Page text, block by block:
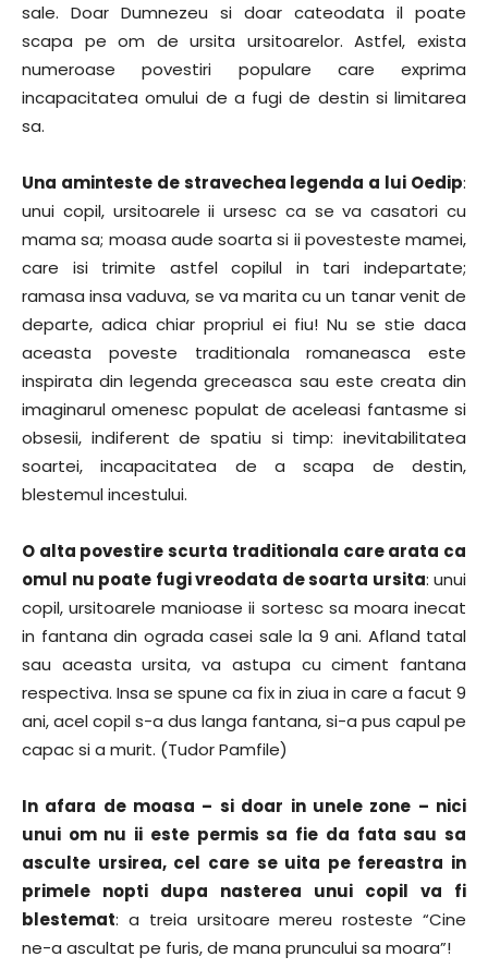
sale. Doar Dumnezeu si doar cateodata il poate
scapa pe om de ursita ursitoarelor. Astfel, exista
numeroase povestiri populare care exprima
incapacitatea omului de a fugi de destin si limitarea
sa.
Una aminteste de stravechea legenda a lui Oedip:
unui copil, ursitoarele ii ursesc ca se va casatori cu
mama sa; moasa aude soarta si ii povesteste mamei,
care isi trimite astfel copilul in tari indepartate;
ramasa insa vaduva, se va marita cu un tanar venit de
departe, adica chiar propriul ei fiu! Nu se stie daca
aceasta poveste traditionala romaneasca este
inspirata din legenda greceasca sau este creata din
imaginarul omenesc populat de aceleasi fantasme si
obsesii, indiferent de spatiu si timp: inevitabilitatea
soartei, incapacitatea de a scapa de destin,
blestemul incestului.
O alta povestire scurta traditionala care arata ca
omul nu poate fugi vreodata de soarta ursita: unui
copil, ursitoarele manioase ii sortesc sa moara inecat
in fantana din ograda casei sale la 9 ani. Afland tatal
sau aceasta ursita, va astupa cu ciment fantana
respectiva. Insa se spune ca fix in ziua in care a facut 9
ani, acel copil s-a dus langa fantana, si-a pus capul pe
capac si a murit. (Tudor Pamfile)
In afara de moasa – si doar in unele zone – nici
unui om nu ii este permis sa fie da fata sau sa
asculte ursirea, cel care se uita pe fereastra in
primele nopti dupa nasterea unui copil va fi
blestemat: a treia ursitoare mereu rosteste “Cine
ne-a ascultat pe furis, de mana pruncului sa moara”!